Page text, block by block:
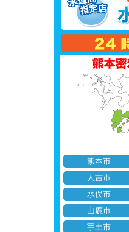
熊本市
人吉市
水俣市
山鹿市
宇土市